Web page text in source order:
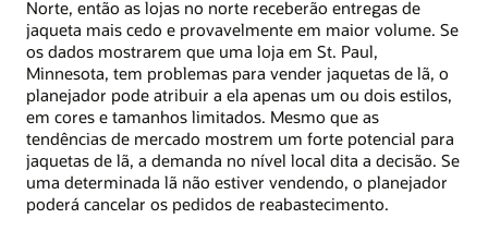
Norte, então as lojas no norte receberão entregas de
jaqueta mais cedo e provavelmente em maior volume. Se
os dados mostrarem que uma loja em St. Paul,
Minnesota, tem problemas para vender jaquetas de lã, o
planejador pode atribuir a ela apenas um ou dois estilos,
em cores e tamanhos limitados. Mesmo que as
tendências de mercado mostrem um forte potencial para
jaquetas de lã, a demanda no nível local dita a decisão. Se
uma determinada lã não estiver vendendo, o planejador
poderá cancelar os pedidos de reabastecimento.